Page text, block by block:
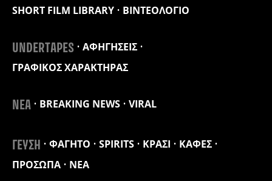
SHORT FILM LIBRARY
ΒΙΝΤΕΟΛΟΓΙΟ
UNDERTAPES
ΑΦΗΓΗΣΕΙΣ
ΓΡΑΦΙΚΟΣ ΧΑΡΑΚΤΗΡΑΣ
ΝΕΑ BREAKING NEWS VIRAL
ΓΕΥΣΗ ΦΑΓΗΤΟ SPIRITS ΚΡΑΣΙ
ΚΑΦΕΣ
ΠΡΟΣΩΠΑ
ΝΕΑ